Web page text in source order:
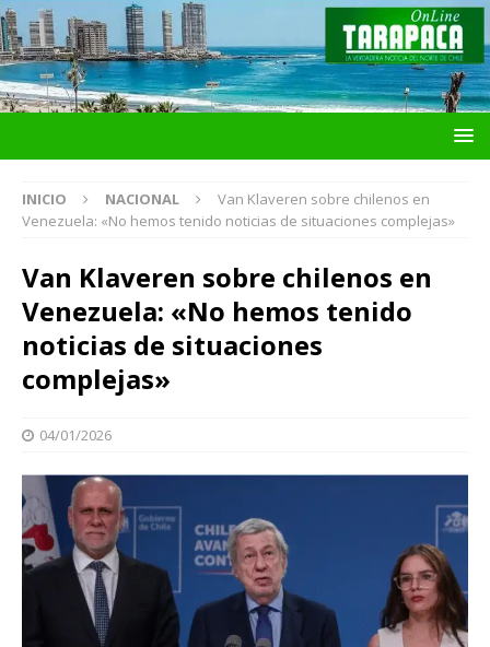
INICIO NACIONAL
Van Klaveren sobre chilenos en
Venezuela: «No hemos tenido noticias de situaciones complejas»
Van Klaveren sobre chilenos en
Venezuela: «No hemos tenido
noticias de situaciones
complejas»
04/01/2026